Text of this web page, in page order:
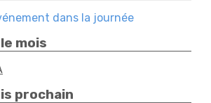
dans la journée
mois
prochain